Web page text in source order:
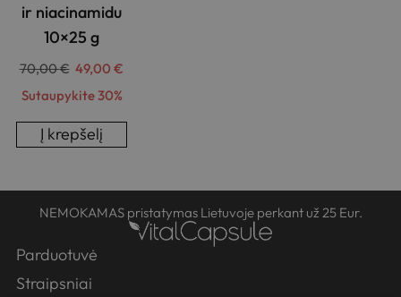
ir niacinamidu
10×25 g
70,00€ 49,00€
Sutaupykite 30%
Į krepšelį
NEMOKAMAS pristatymas Lietuvoje perkant už 25 Eur.
Parduotuvė
Straipsniai